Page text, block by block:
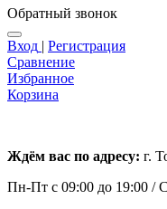
Обратный звонок
Вход | Регистрация
Сравнение
Избранное
Корзина
Ждём вас по адресу: г.
Пн-Пт с 09:00 до 19:00 /